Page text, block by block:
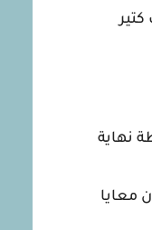
نهاية
معايا